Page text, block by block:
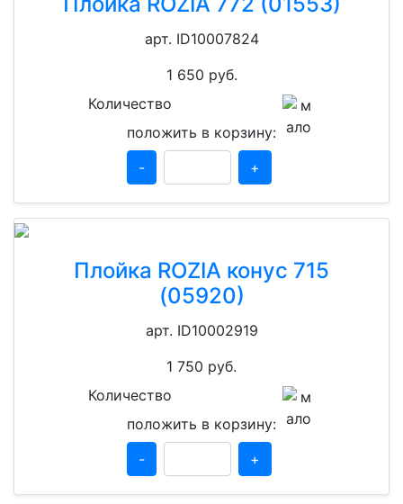
арт. ID10007824
1 650 руб.
Количество
положить в корзину:
-
+
Плойка ROZIA конус 715
(05920)
арт. ID10002919
1 750 руб.
Количество
положить в корзину:
-
+